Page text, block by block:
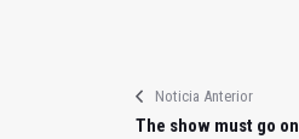
Noticia Anterior
The show must go on